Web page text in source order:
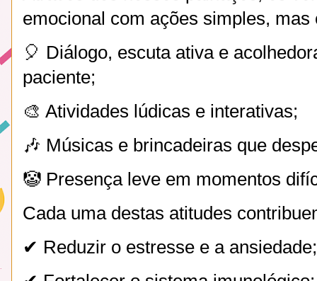
emocional com ações simples, mas
🎈 Diálogo, escuta ativa e
paciente;
🎨 Atividades lúdicas e interativas;
🎶 Músicas e brincadeiras que
🤡 Presença leve em momentos
Cada uma destas atitudes
✔ Reduzir o estresse e a ansiedade;